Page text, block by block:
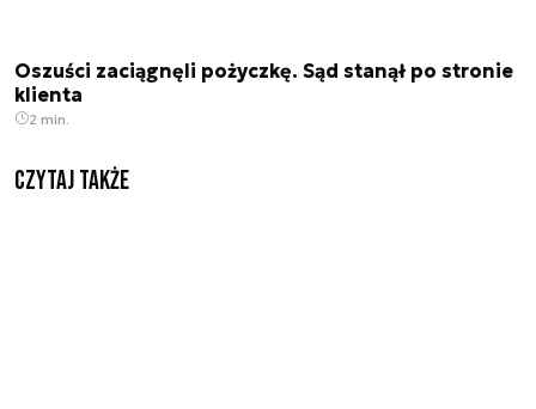
Oszuści zaciągnęli pożyczkę. Sąd stanął po stronie
klienta
2 min.
Czytaj także